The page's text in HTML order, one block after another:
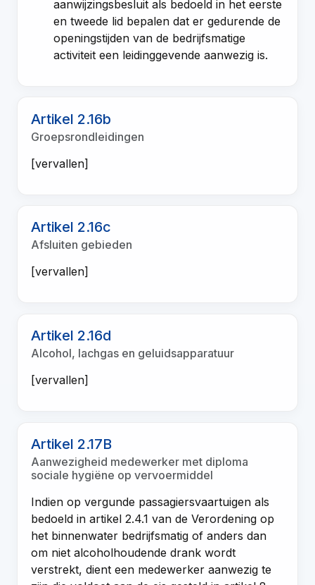
aanwijzingsbesluit als bedoeld in het eerste
en tweede lid bepalen dat er gedurende de
openingstijden van de bedrijfsmatige
activiteit een leidinggevende aanwezig is.
Artikel 2.16b
Groepsrondleidingen
[vervallen]
Artikel 2.16c
Afsluiten gebieden
[vervallen]
Artikel 2.16d
Alcohol, lachgas en geluidsapparatuur
[vervallen]
Artikel 2.17B
Aanwezigheid medewerker met diploma
sociale hygiëne op vervoermiddel
Indien op vergunde passagiersvaartuigen als
bedoeld in artikel 2.4.1 van de Verordening op
het binnenwater bedrijfsmatig of anders dan
om niet alcoholhoudende drank wordt
verstrekt, dient een medewerker aanwezig te